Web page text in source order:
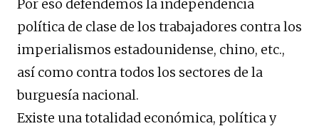
Por eso defendemos la independencia
política de clase de los trabajadores contra los
imperialismos estadounidense, chino, etc.,
así como contra todos los sectores de la
burguesía nacional.
Existe una totalidad económica, política y